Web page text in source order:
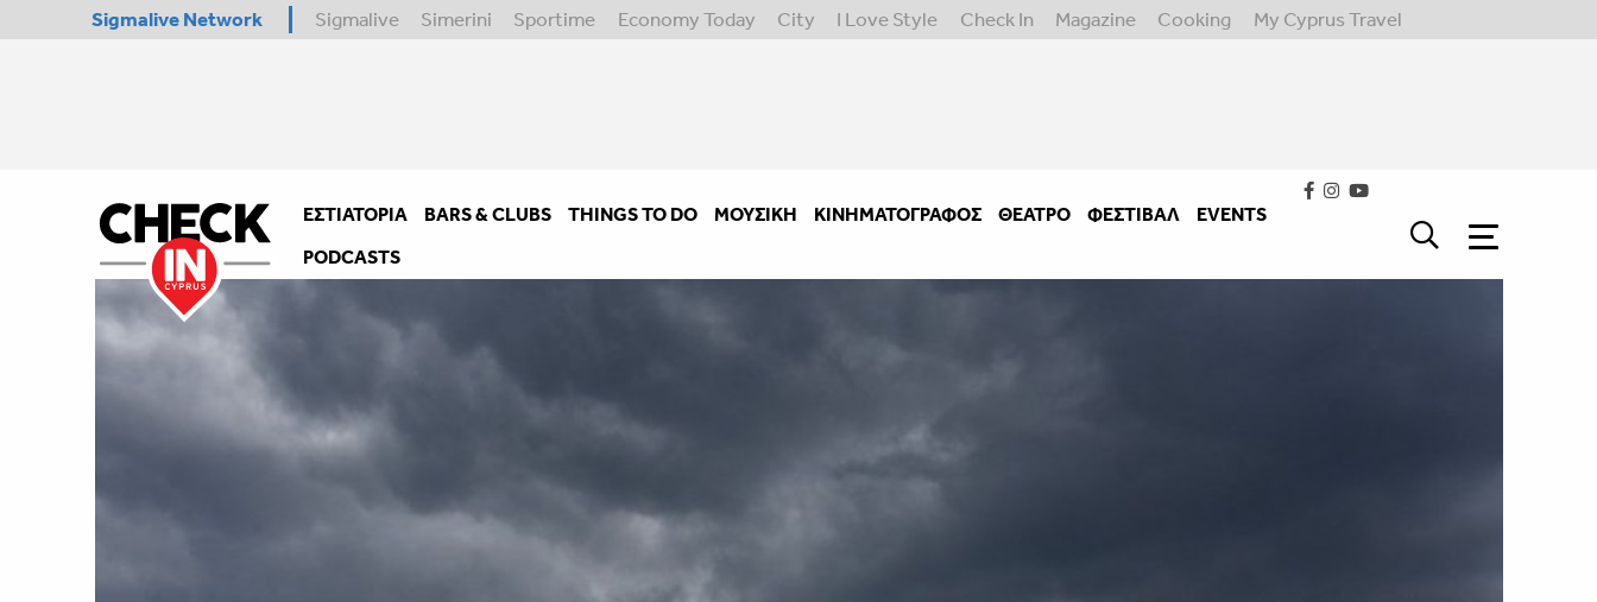
Sigmalive Network Sigmalive Simerini Sportime Economy Today City I Love Style Check In Magazine Cooking My Cyprus Travel
ΕΣΤΙΑΤΌΡΙΑ BARS & CLUBS THINGS TO DO ΜΟΥΣΙΚΉ ΚΙΝΗΜΑΤΟΓΡΆΦΟΣ ΘΈΑΤΡΟ ΦΕΣΤΙΒΑΛ
EVENTS
PODCASTS